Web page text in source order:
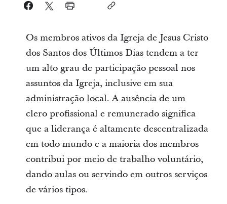
Os membros ativos da Igreja de Jesus Cristo
dos Santos dos Últimos Dias tendem a ter
um alto grau de participação pessoal nos
assuntos da Igreja, inclusive em sua
administração local. A ausência de um
clero profissional e remunerado significa
que a liderança é altamente descentralizada
em todo mundo e a maioria dos membros
contribui por meio de trabalho voluntário,
dando aulas ou servindo em outros serviços
de vários tipos.